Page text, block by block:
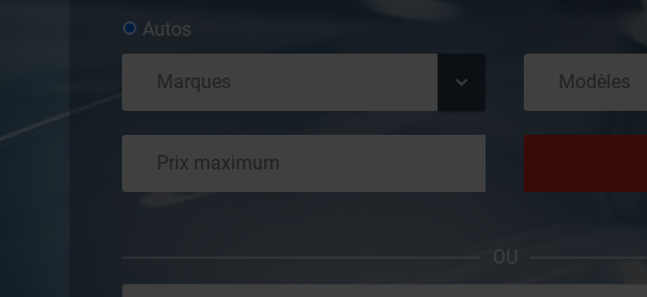
Autos
OU